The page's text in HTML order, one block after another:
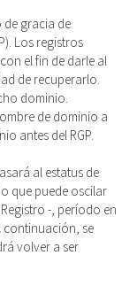
gracia de
Los registros
el fin de darle al
de recuperarlo.
dominio.
de dominio a
antes del RGP.
al estatus de
que puede oscilar
-, período en
continuación, se
volver a ser